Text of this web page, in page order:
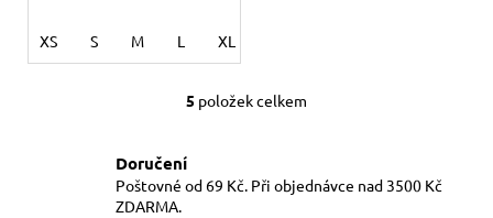
XS S M L XL
O
á
5 položek celkem
Doručení
Poštovné od 69 Kč. Při objednávce nad 3500 Kč
ZDARMA.